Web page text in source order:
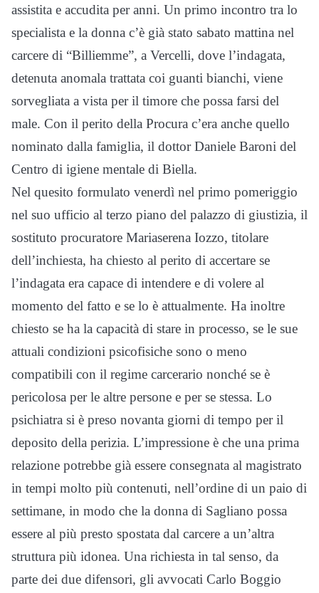
assistita e accudita per anni. Un primo incontro tra lo
specialista e la donna c’è già stato sabato mattina nel
carcere di “Billiemme”, a Vercelli, dove l’indagata,
detenuta anomala trattata coi guanti bianchi, viene
sorvegliata a vista per il timore che possa farsi del
male. Con il perito della Procura c’era anche quello
nominato dalla famiglia, il dottor Daniele Baroni del
Centro di igiene mentale di Biella.
Nel quesito formulato venerdì nel primo pomeriggio
nel suo ufficio al terzo piano del palazzo di giustizia, il
sostituto procuratore Mariaserena Iozzo, titolare
dell’inchiesta, ha chiesto al perito di accertare se
l’indagata era capace di intendere e di volere al
momento del fatto e se lo è attualmente. Ha inoltre
chiesto se ha la capacità di stare in processo, se le sue
attuali condizioni psicofisiche sono o meno
compatibili con il regime carcerario nonché se è
pericolosa per le altre persone e per se stessa. Lo
psichiatra si è preso novanta giorni di tempo per il
deposito della perizia. L’impressione è che una prima
relazione potrebbe già essere consegnata al magistrato
in tempi molto più contenuti, nell’ordine di un paio di
settimane, in modo che la donna di Sagliano possa
essere al più presto spostata dal carcere a un’altra
struttura più idonea. Una richiesta in tal senso, da
parte dei due difensori, gli avvocati Carlo Boggio